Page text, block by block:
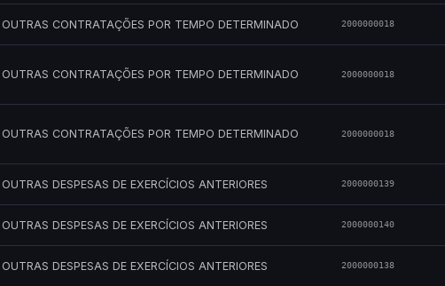
OUTRAS CONTRATAÇÕES POR TEMPO DETERMINADO 2000000018
OUTRAS CONTRATAÇÕES POR TEMPO DETERMINADO 2000000018
OUTRAS CONTRATAÇÕES POR TEMPO DETERMINADO 2000000018
OUTRAS DESPESAS DE EXERCÍCIOS ANTERIORES 2000000139
OUTRAS DESPESAS DE EXERCÍCIOS ANTERIORES 2000000140
OUTRAS DESPESAS DE EXERCÍCIOS ANTERIORES 2000000138